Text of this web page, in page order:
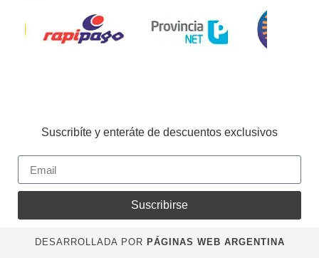
Suscribíte y enteráte de descuentos exclusivos
Suscribirse
DESARROLLADA POR PÁGINAS WEB ARGENTINA